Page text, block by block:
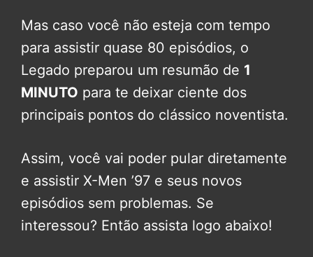
Mas caso você não esteja com tempo
para assistir quase 80 episódios, o
Legado preparou um resumão de 1
MINUTO para te deixar ciente dos
principais pontos do clássico noventista.
Assim, você vai poder pular diretamente
e assistir X-Men ’97 e seus novos
episódios sem problemas. Se
interessou? Então assista logo abaixo!